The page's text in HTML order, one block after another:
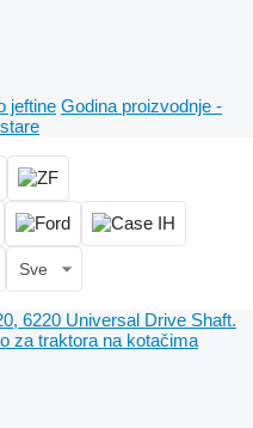
jeftine Godina proizvodnje -
Sve